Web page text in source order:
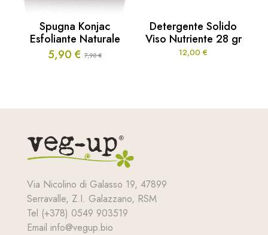
Spugna Konjac
Esfoliante Naturale
7,90€
Il
5,90 €
Il
Detergente Solido
Viso Nutriente 28 gr
12,00 €
Via Nicolino di Galasso 19, 47899
Serravalle, Z.I. Galazzano, RSM
Tel (+378) 0549 903519
Email info@vegup.bio